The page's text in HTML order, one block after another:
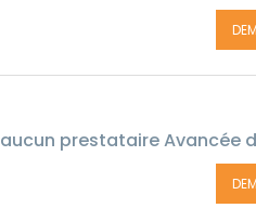
aucun prestataire Avancée